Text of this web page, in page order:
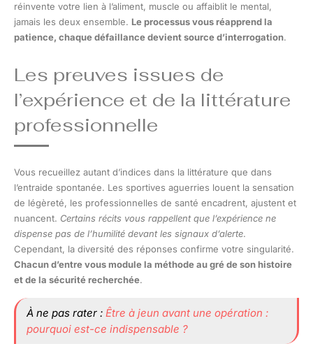
réinvente votre lien à l’aliment, muscle ou affaiblit le mental,
jamais les deux ensemble. Le processus vous réapprend la
patience, chaque défaillance devient source d’interrogation.
Les preuves issues de
l’expérience et de la littérature
professionnelle
Vous recueillez autant d’indices dans la littérature que dans
l’entraide spontanée. Les sportives aguerries louent la sensation
de légèreté, les professionnelles de santé encadrent, ajustent et
nuancent. Certains récits vous rappellent que l’expérience ne
dispense pas de l’humilité devant les signaux d’alerte.
Cependant, la diversité des réponses confirme votre singularité.
Chacun d’entre vous module la méthode au gré de son histoire
et de la sécurité recherchée.
À ne pas rater : Être à jeun avant une opération :
pourquoi est-ce indispensable ?